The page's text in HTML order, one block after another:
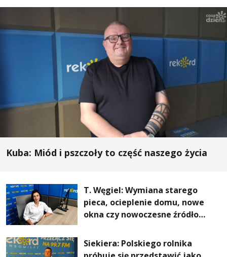
Kuba: Miód i pszczoły to część naszego życia
T. Węgiel: Wymiana starego
pieca, ocieplenie domu, nowe
okna czy nowoczesne źródło
rachunki za energię, lepszy
komfort życia i... czystsze
Siekiera: Polskiego rolnika